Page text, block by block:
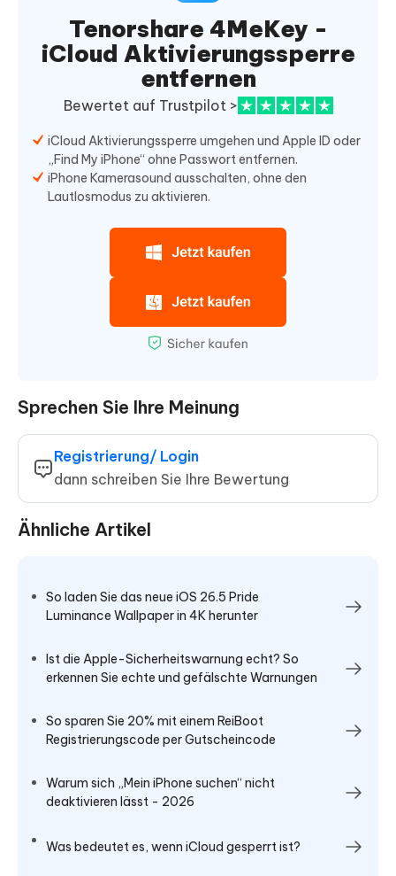
Tenorshare 4MeKey -
iCloud Aktivierungssperre
entfernen
Bewertet auf Trustpilot >
iCloud Aktivierungssperre umgehen und Apple ID oder
„Find My iPhone“ ohne Passwort entfernen.
iPhone Kamerasound ausschalten, ohne den
Lautlosmodus zu aktivieren.
Sprechen Sie Ihre Meinung
Registrierung/ Login
dann schreiben Sie Ihre Bewertung
Ähnliche Artikel
So laden Sie das neue iOS 26.5 Pride
Luminance Wallpaper in 4K herunter
Ist die Apple-Sicherheitswarnung echt? So
erkennen Sie echte und gefälschte Warnungen
So sparen Sie 20% mit einem ReiBoot
Registrierungscode per Gutscheincode
Warum sich „Mein iPhone suchen“ nicht
deaktivieren lässt - 2026
Was bedeutet es, wenn iCloud gesperrt ist?